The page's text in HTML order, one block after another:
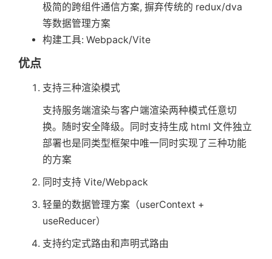
极简的跨组件通信方案, 摒弃传统的 redux/dva
等数据管理方案
构建工具: Webpack/Vite
优点
支持三种渲染模式
支持服务端渲染与客户端渲染两种模式任意切
换。随时安全降级。同时支持生成 html 文件独立
部署也是同类型框架中唯一同时实现了三种功能
的方案
同时支持 Vite/Webpack
轻量的数据管理方案（userContext +
useReducer）
支持约定式路由和声明式路由